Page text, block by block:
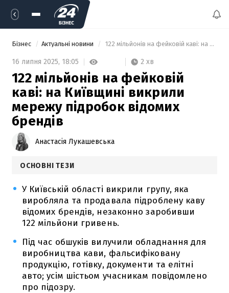
Бізнес Актуальні новини 122 мільйонів на фейковій каві: на Київщині викрили мережу підробок відомих брендів
16 липня 2025, 18:05 2 хв
122 мільйонів на фейковій
каві: на Київщині викрили
мережу підробок відомих
брендів
Анастасія Лукашевська
ОСНОВНІ ТЕЗИ
У Київській області викрили групу, яка
виробляла та продавала підроблену каву
відомих брендів, незаконно заробивши
122 мільйони гривень.
Під час обшуків вилучили обладнання для
виробництва кави, фальсифіковану
продукцію, готівку, документи та елітні
авто; усім шістьом учасникам повідомлено
про підозру.